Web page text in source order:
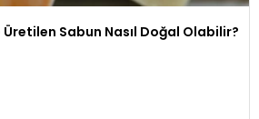
Sabun Nasıl Doğal Olabilir?